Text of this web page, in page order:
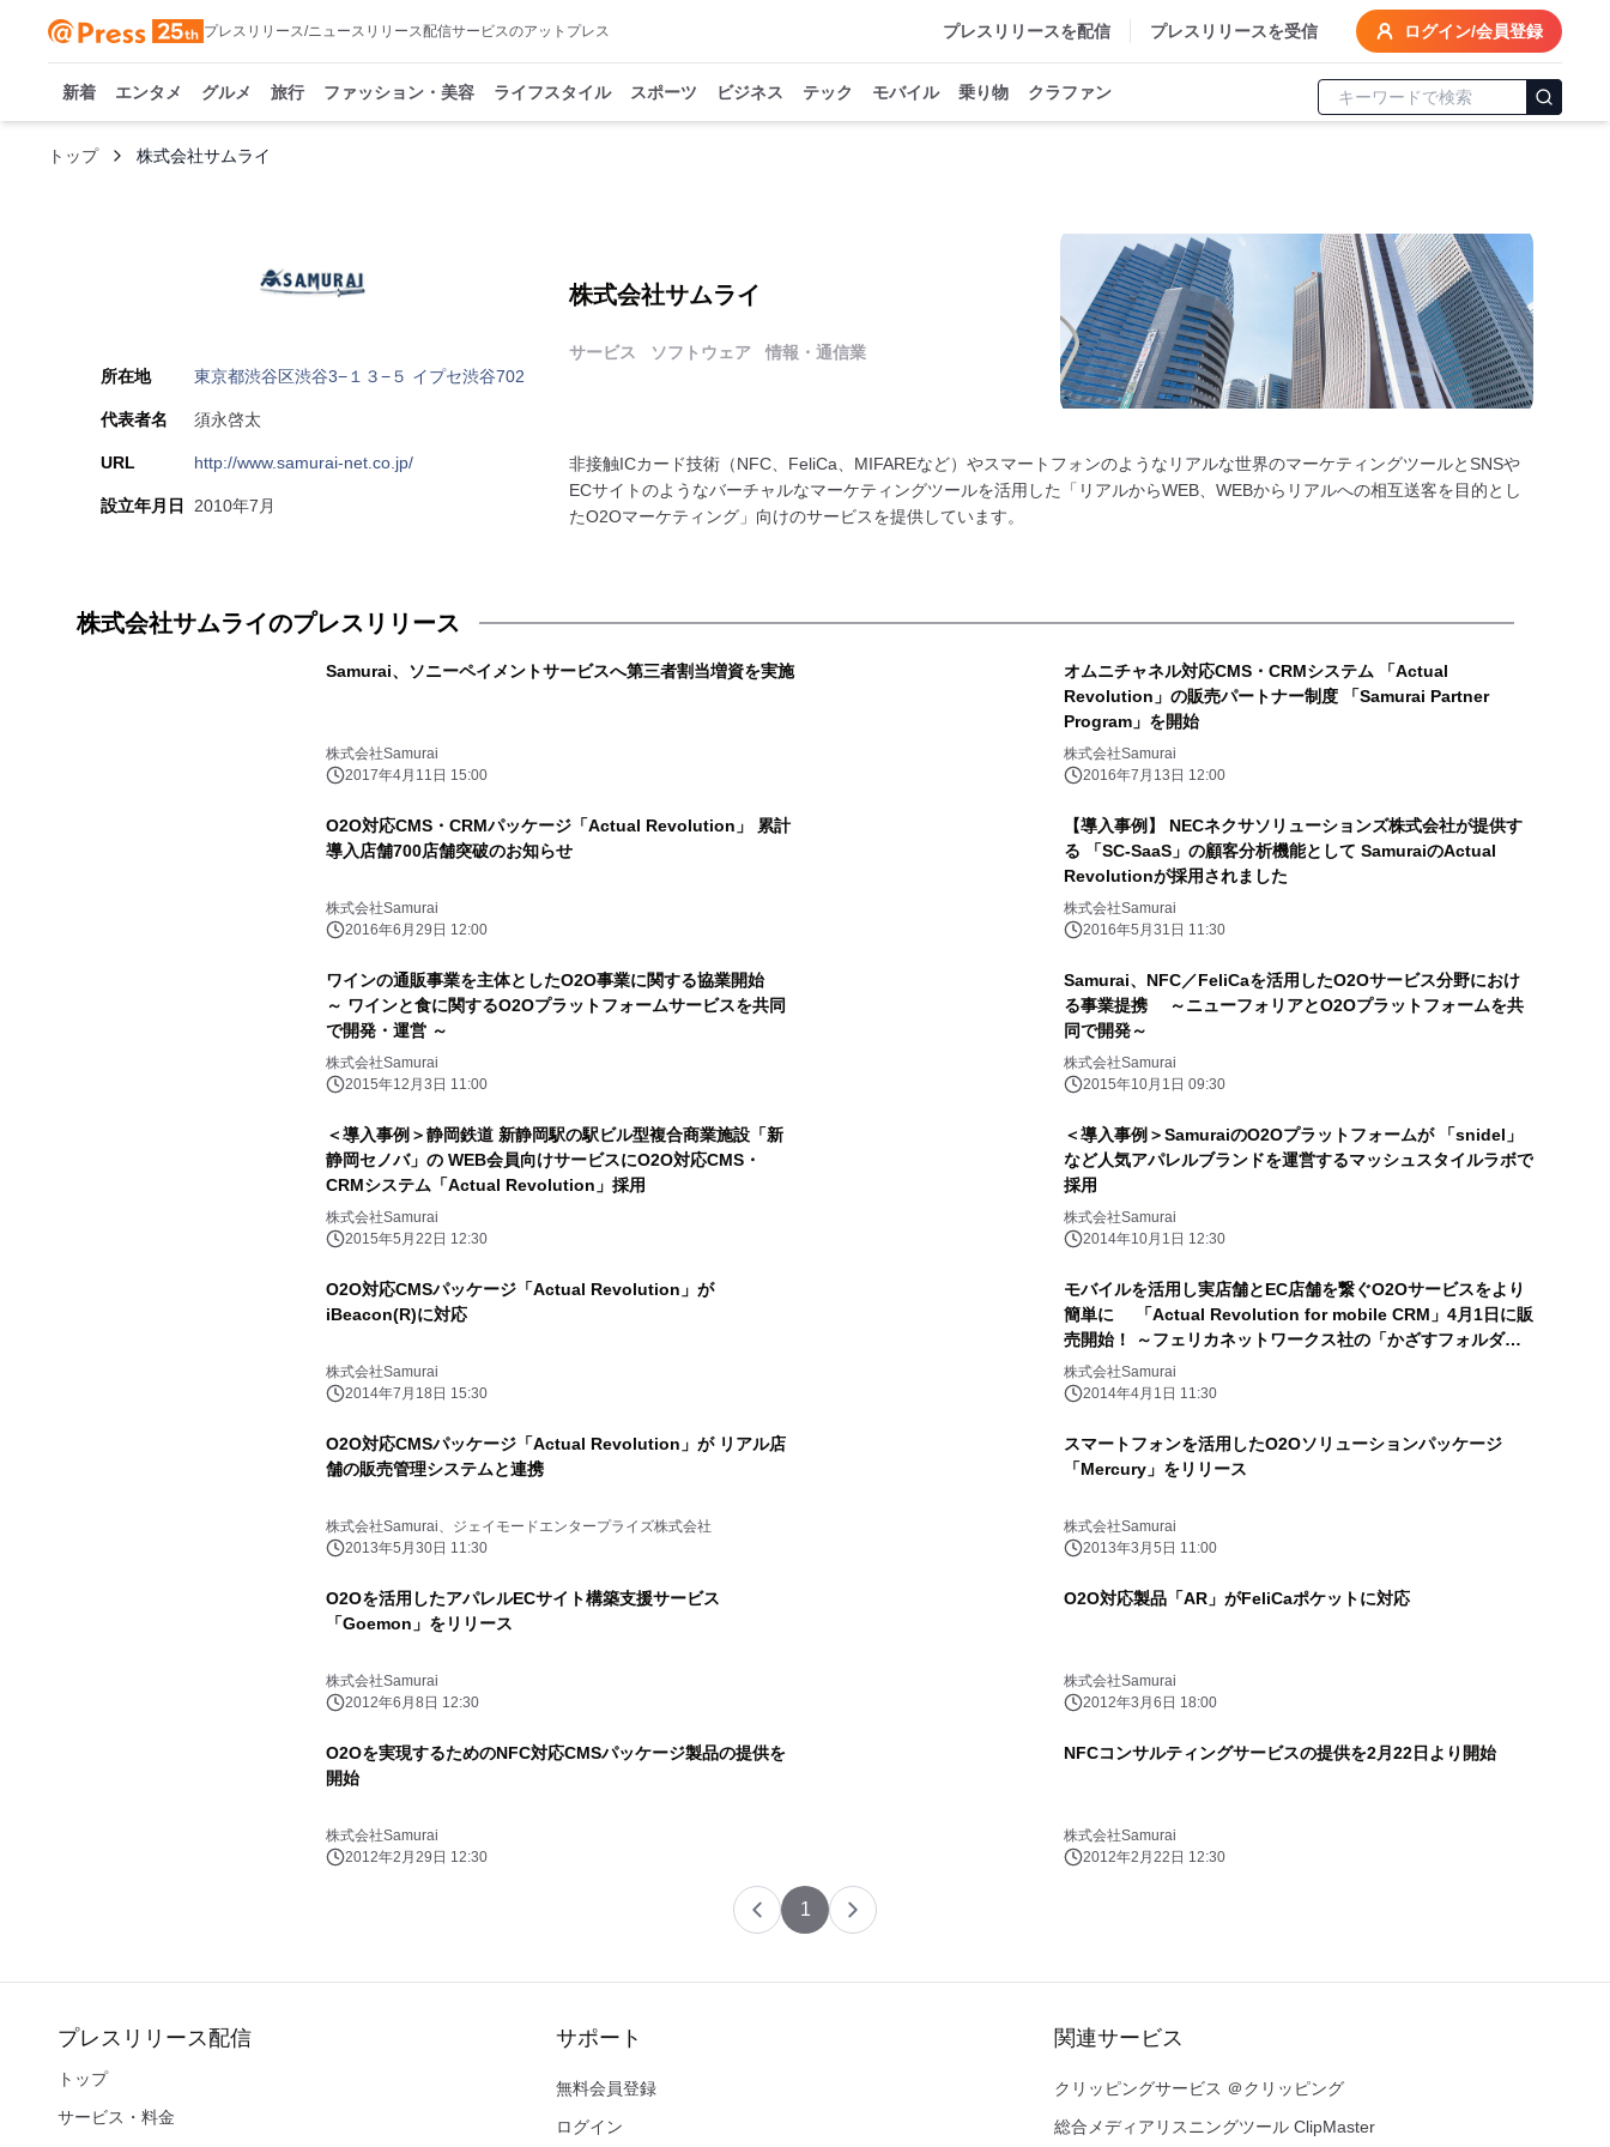
プレスリリース/ニュースリリース配信サービスのアットプレス プレスリリースを配信 プレスリリースを受信 ログイン/会員登録
新着 エンタメ グルメ 旅行 ファッション・美容 ライフスタイル スポーツ ビジネス テック モバイル 乗り物 クラファン
トップ 株式会社サムライ
株式会社サムライ
サービス ソフトウェア 情報・通信業
非接触ICカード技術（NFC、FeliCa、MIFAREなど）やスマートフォンのようなリアルな世界のマーケティングツールとSNSや
ECサイトのようなバーチャルなマーケティングツールを活用した「リアルからWEB、WEBからリアルへの相互送客を目的とし
たO2Oマーケティング」向けのサービスを提供しています。
所在地 東京都渋谷区渋谷3−１３−５ イプセ渋谷702
代表者名 須永啓太
URL http://www.samurai-net.co.jp/
設立年月日 2010年7月
株式会社サムライのプレスリリース
Samurai、ソニーペイメントサービスへ第三者割当増資を実施
株式会社Samurai
2017年4月11日 15:00
オムニチャネル対応CMS・CRMシステム 「Actual
Revolution」の販売パートナー制度 「Samurai Partner
Program」を開始
株式会社Samurai
2016年7月13日 12:00
O2O対応CMS・CRMパッケージ「Actual Revolution」 累計
導入店舗700店舗突破のお知らせ
株式会社Samurai
2016年6月29日 12:00
【導入事例】 NECネクサソリューションズ株式会社が提供す
る 「SC-SaaS」の顧客分析機能として SamuraiのActual
Revolutionが採用されました
株式会社Samurai
2016年5月31日 11:30
ワインの通販事業を主体としたO2O事業に関する協業開始
～ ワインと食に関するO2Oプラットフォームサービスを共同
で開発・運営 ～
株式会社Samurai
2015年12月3日 11:00
Samurai、NFC／FeliCaを活用したO2Oサービス分野におけ
る事業提携 ～ニューフォリアとO2Oプラットフォームを共
同で開発～
株式会社Samurai
2015年10月1日 09:30
＜導入事例＞静岡鉄道 新静岡駅の駅ビル型複合商業施設「新
静岡セノバ」の WEB会員向けサービスにO2O対応CMS・
CRMシステム「Actual Revolution」採用
株式会社Samurai
2015年5月22日 12:30
＜導入事例＞SamuraiのO2Oプラットフォームが 「snidel」
など人気アパレルブランドを運営するマッシュスタイルラボで
採用
株式会社Samurai
2014年10月1日 12:30
O2O対応CMSパッケージ「Actual Revolution」が
iBeacon(R)に対応
株式会社Samurai
2014年7月18日 15:30
モバイルを活用し実店舗とEC店舗を繋ぐO2Oサービスをより
簡単に 「Actual Revolution for mobile CRM」4月1日に販
売開始！ ～フェリカネットワークス社の「かざすフォルダ
(R)」に対応～
株式会社Samurai
2014年4月1日 11:30
O2O対応CMSパッケージ「Actual Revolution」が リアル店
舗の販売管理システムと連携
株式会社Samurai、ジェイモードエンタープライズ株式会社
2013年5月30日 11:30
スマートフォンを活用したO2Oソリューションパッケージ
「Mercury」をリリース
株式会社Samurai
2013年3月5日 11:00
O2Oを活用したアパレルECサイト構築支援サービス
「Goemon」をリリース
株式会社Samurai
2012年6月8日 12:30
O2O対応製品「AR」がFeliCaポケットに対応
株式会社Samurai
2012年3月6日 18:00
O2Oを実現するためのNFC対応CMSパッケージ製品の提供を
開始
株式会社Samurai
2012年2月29日 12:30
NFCコンサルティングサービスの提供を2月22日より開始
株式会社Samurai
2012年2月22日 12:30
1
プレスリリース配信
トップ
サービス・料金
サポート
無料会員登録
ログイン
関連サービス
クリッピングサービス ＠クリッピング
総合メディアリスニングツール ClipMaster